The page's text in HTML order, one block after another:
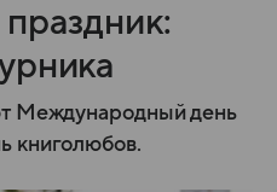
Международный день
книголюбов.